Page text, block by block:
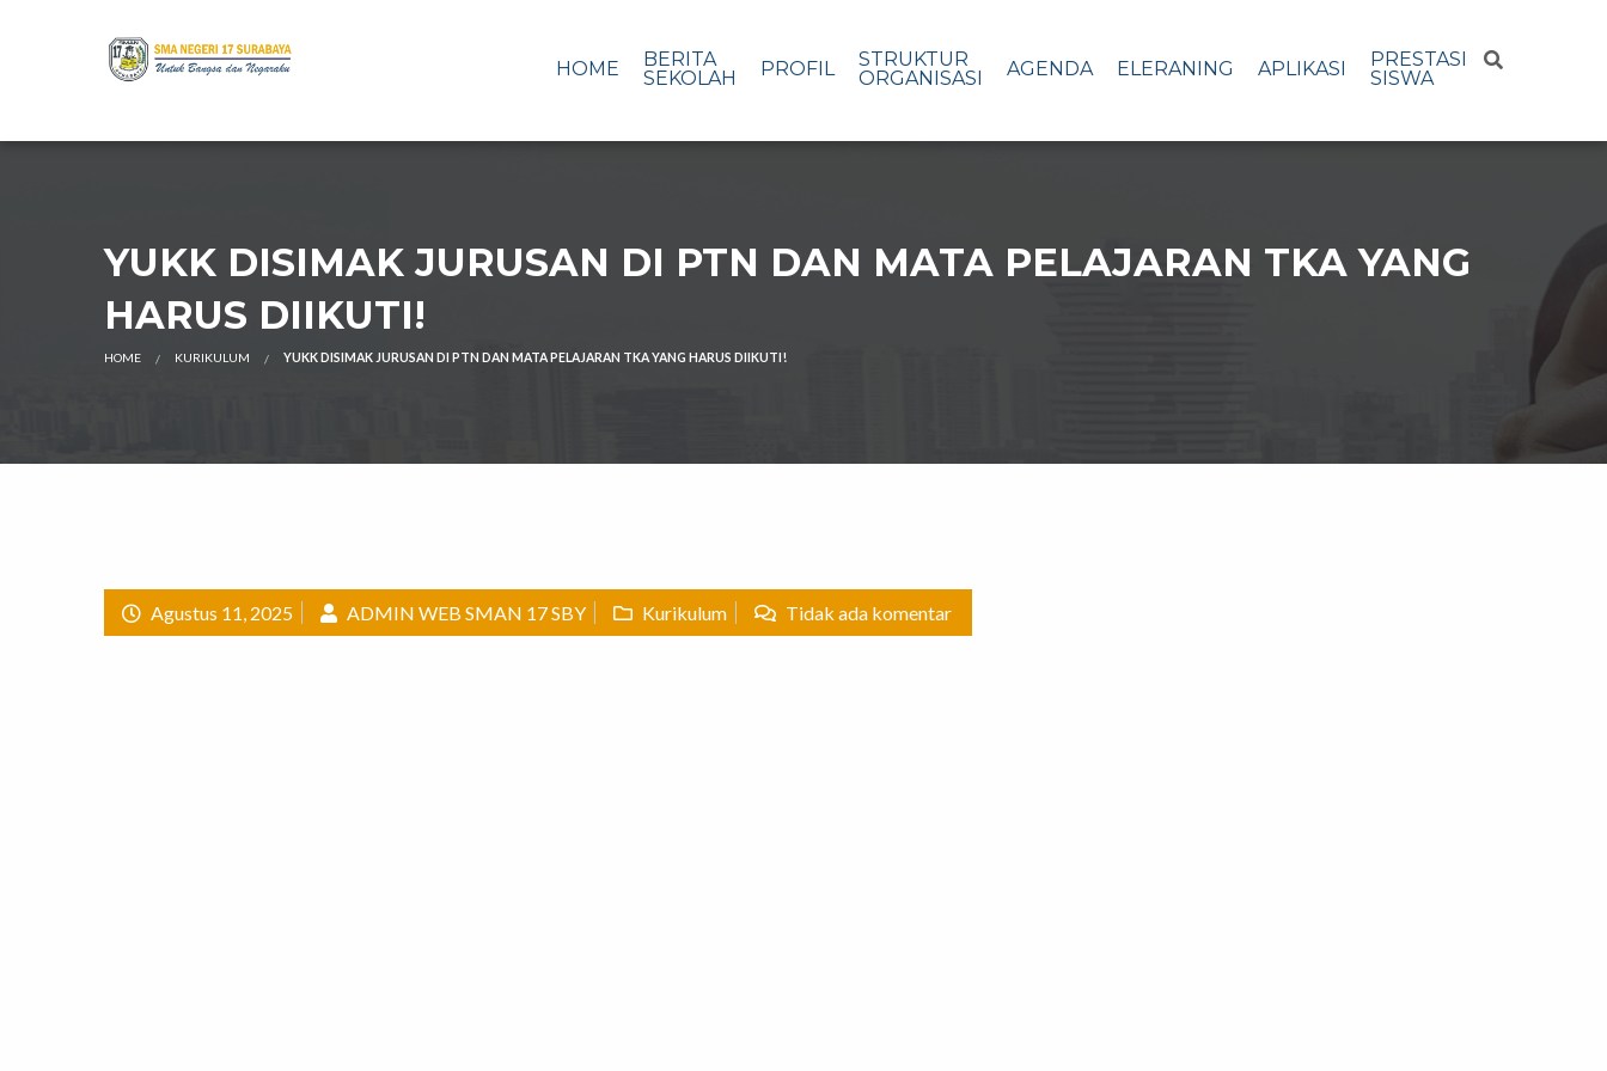
HOME
BERITA
SEKOLAH
PROFIL
STRUKTUR
ORGANISASI
AGENDA ELERANING APLIKASI
PRESTASI
SISWA
YUKK DISIMAK JURUSAN DI PTN DAN MATA PELAJARAN TKA YANG
HARUS DIIKUTI!
HOME KURIKULUM YUKK DISIMAK JURUSAN DI PTN DAN MATA PELAJARAN TKA YANG HARUS DIIKUTI!
Agustus 11, 2025 ADMIN WEB SMAN 17 SBY Kurikulum Tidak ada komentar